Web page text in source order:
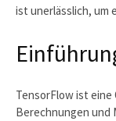
ist unerlässlich, um
TensorFlow ist
Berechnungen und